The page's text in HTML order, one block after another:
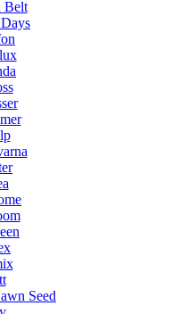
Belt
Seed